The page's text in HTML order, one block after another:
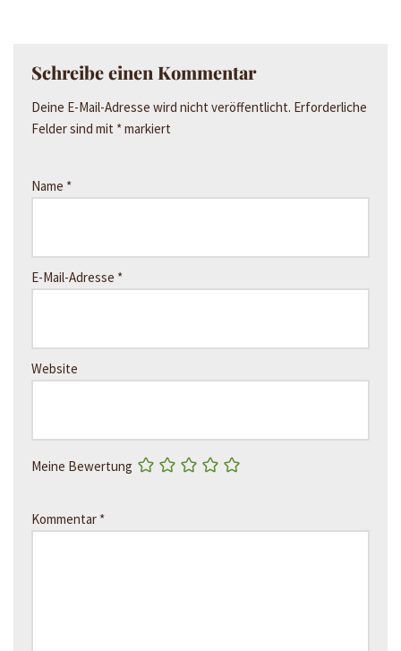
Schreibe einen Kommentar
Deine E-Mail-Adresse wird nicht veröffentlicht. Erforderliche
Felder sind mit *markiert
Name *
E-Mail-Adresse *
Website
Meine Bewertung
Kommentar *